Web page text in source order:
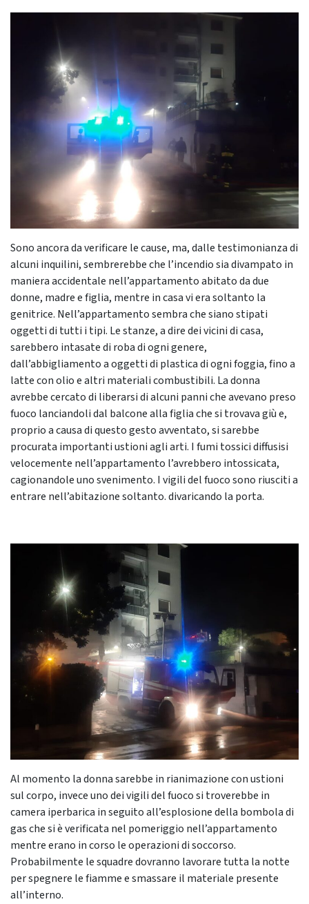
Sono ancora da verificare le cause, ma, dalle testimonianza di
alcuni inquilini, sembrerebbe che l’incendio sia divampato in
maniera accidentale nell’appartamento abitato da due
donne, madre e figlia, mentre in casa vi era soltanto la
genitrice. Nell’appartamento sembra che siano stipati
oggetti di tutti i tipi. Le stanze, a dire dei vicini di casa,
sarebbero intasate di roba di ogni genere,
dall’abbigliamento a oggetti di plastica di ogni foggia, fino a
latte con olio e altri materiali combustibili. La donna
avrebbe cercato di liberarsi di alcuni panni che avevano preso
fuoco lanciandoli dal balcone alla figlia che si trovava giù e,
proprio a causa di questo gesto avventato, si sarebbe
procurata importanti ustioni agli arti. I fumi tossici diffusisi
velocemente nell’appartamento l’avrebbero intossicata,
cagionandole uno svenimento. I vigili del fuoco sono riusciti a
entrare nell’abitazione soltanto. divaricando la porta.
Al momento la donna sarebbe in rianimazione con ustioni
sul corpo, invece uno dei vigili del fuoco si troverebbe in
camera iperbarica in seguito all’esplosione della bombola di
gas che si è verificata nel pomeriggio nell’appartamento
mentre erano in corso le operazioni di soccorso.
Probabilmente le squadre dovranno lavorare tutta la notte
per spegnere le fiamme e smassare il materiale presente
all’interno.